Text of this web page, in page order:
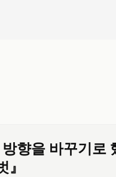
방향을 바꾸기
』